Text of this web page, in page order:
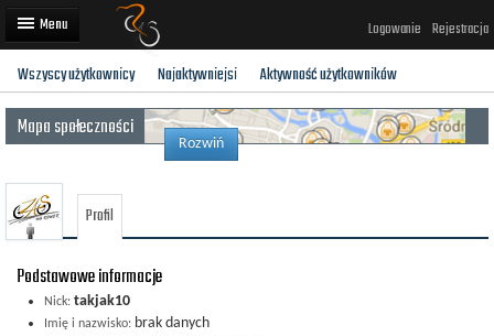
Logowanie Rejestracja
Artykuły
Trasy rowerowe
Wyścigi rowerowe
Użytkownicy
Dodaj
Wszyscy użytkownicy Najaktywniejsi Aktywność użytkowników
Mapa społeczności
Rozwiń
Profil
Podstawowe informacje
Nick: takjak10
Imię i nazwisko: brak danych